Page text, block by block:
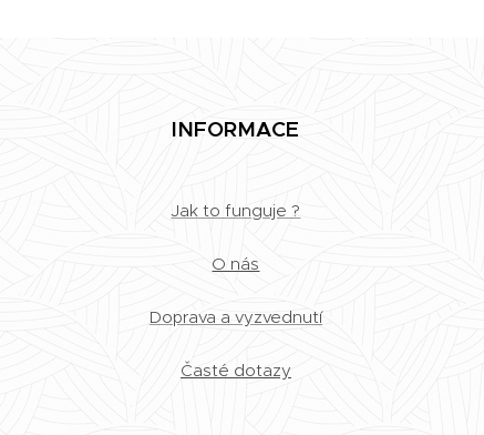
INFORMACE
Jak to funguje ?
O nás
Doprava a vyzvednutí
Časté dotazy